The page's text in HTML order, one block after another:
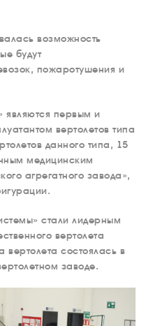
возможность
будут
пожаротушения и
являются первым и
вертолетов типа
данного типа, 15
медицинским
агрегатного завода»,
стали лидерным
вертолета
состоялась в
заводе.